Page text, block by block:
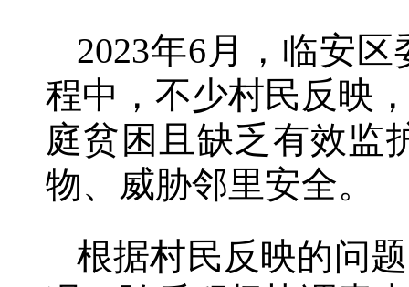
2023年6月，临安
程中，不少村民反映
庭贫困且缺乏有效监
物、威胁邻里安全。
根据村民反映的问